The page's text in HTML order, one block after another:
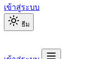
เข้าสู่ระบบ
ธีม